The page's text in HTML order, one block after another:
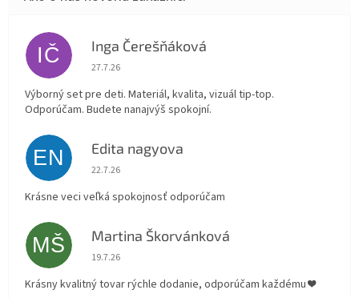
IČ Inga Čerešňáková
Hodnotenie obchodu je 5 z 5 hviezdičiek.
27.7.26
Výborný set pre deti. Materiál, kvalita, vizuál tip-top.
Odporúčam. Budete nanajvýš spokojní.
EN Edita nagyova
Hodnotenie obchodu je 5 z 5 hviezdičiek.
22.7.26
Krásne veci veľká spokojnosť odporúčam
MŠ Martina Škorvánková
Hodnotenie obchodu je 5 z 5 hviezdičiek.
19.7.26
Krásny kvalitný tovar rýchle dodanie, odporúčam každému ❤️